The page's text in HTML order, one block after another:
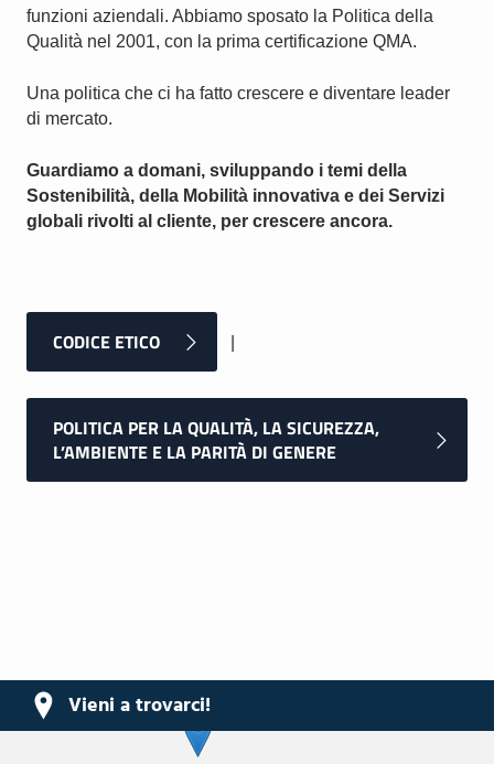
funzioni aziendali. Abbiamo sposato la Politica della
Qualità nel 2001, con la prima certificazione QMA.
Una politica che ci ha fatto crescere e diventare leader
di mercato.
Guardiamo a domani, sviluppando i temi della
Sostenibilità, della Mobilità innovativa e dei Servizi
globali rivolti al cliente, per crescere ancora.
CODICE ETICO
POLITICA PER LA QUALITÀ, LA SICUREZZA,
L’AMBIENTE E LA PARITÀ DI GENERE
Vieni a trovarci!